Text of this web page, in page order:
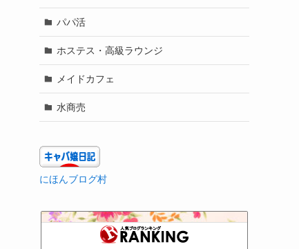
パパ活
ホステス・高級ラウンジ
メイドカフェ
水商売
にほんブログ村